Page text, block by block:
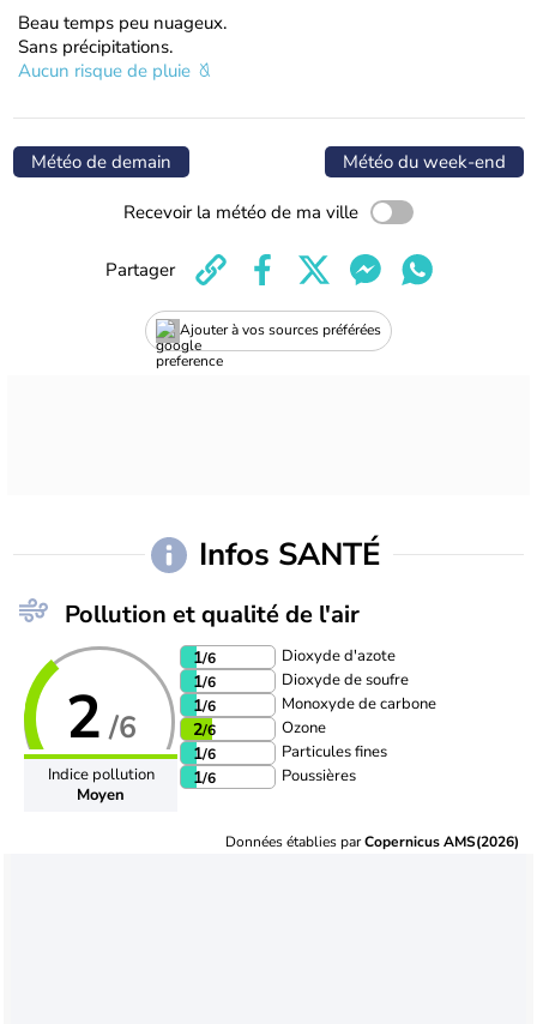
Beau temps peu nuageux.
Sans précipitations.
Aucun risque de pluie
Météo de demain Météo du week-end
Recevoir la météo de ma ville
Ajouter à vos sources préférées
Partager
Infos SANTÉ
Pollution et qualité de l'air
2 /6
Indice pollution
Moyen
1/6 Dioxyde d'azote
1/6 Dioxyde de soufre
1/6 Monoxyde de carbone
2/6 Ozone
1/6 Particules fines
1/6 Poussières
Données établies parCopernicus AMS(2026)